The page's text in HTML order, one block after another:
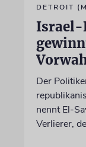
DETROIT
Israel-
Der
nennt El-
Verlierer,